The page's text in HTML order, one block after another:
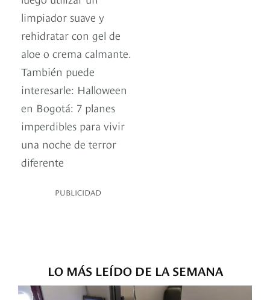
limpiador suave y
rehidratar con gel de
aloe o crema calmante.
También puede
interesarle: Halloween
en Bogotá: 7 planes
imperdibles para vivir
una noche de terror
diferente
PUBLICIDAD
LO MÁS LEÍDO DE LA SEMANA